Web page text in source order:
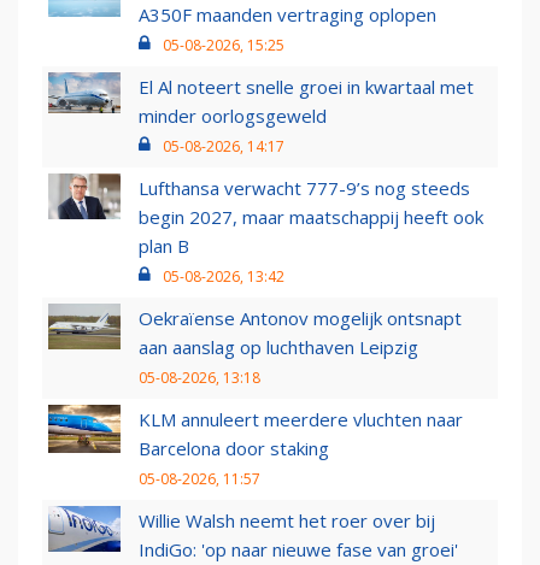
A350F maanden vertraging oplopen
05-08-2026, 15:25
El Al noteert snelle groei in kwartaal met
minder oorlogsgeweld
05-08-2026, 14:17
Lufthansa verwacht 777-9’s nog steeds
begin 2027, maar maatschappij heeft ook
plan B
05-08-2026, 13:42
Oekraïense Antonov mogelijk ontsnapt
aan aanslag op luchthaven Leipzig
05-08-2026, 13:18
KLM annuleert meerdere vluchten naar
Barcelona door staking
05-08-2026, 11:57
Willie Walsh neemt het roer over bij
IndiGo: 'op naar nieuwe fase van groei'